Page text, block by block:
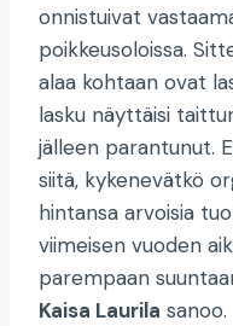
onnistuivat
poikkeusoloissa.
alaa kohtaan ovat
lasku näyttäisi
jälleen parantunut.
siitä, kykenevätkö
hintansa arvoisia
viimeisen vuoden
parempaan
Kaisa Laurila sanoo.